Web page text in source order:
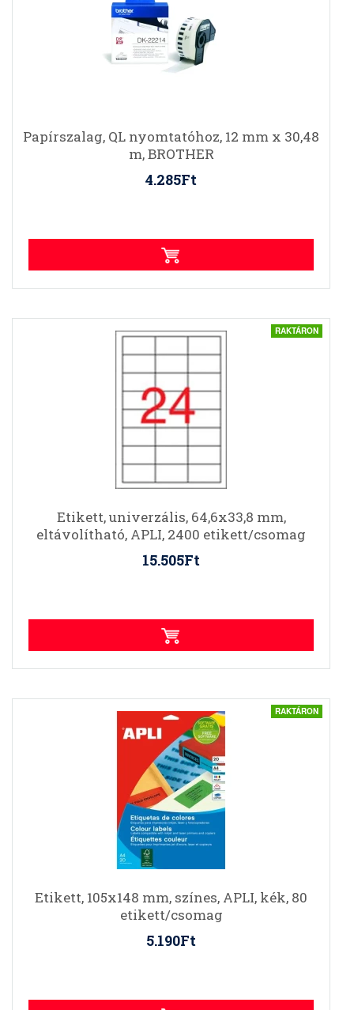
Papírszalag, QL nyomtatóhoz, 12 mm x 30,48
m, BROTHER
4.285Ft
RAKTÁRON
Etikett, univerzális, 64,6x33,8 mm,
eltávolítható, APLI, 2400 etikett/csomag
15.505Ft
RAKTÁRON
Etikett, 105x148 mm, színes, APLI, kék, 80
etikett/csomag
5.190Ft